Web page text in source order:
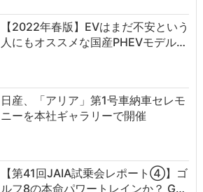
【2022年春版】EVはまだ不安という
人にもオススメな国産PHEVモデル…
日産、「アリア」第1号車納車セレモ
ニーを本社ギャラリーで開催
【第41回JAIA試乗会レポート④】ゴ
ルフ8の本命パワートレインか？ G…